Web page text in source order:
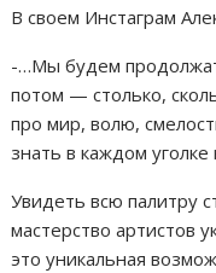
В своем Инстаграм
-…Мы будем
потом — столько,
про мир, волю,
знать в каждом
Увидеть всю палитру
мастерство артистов
это уникальная